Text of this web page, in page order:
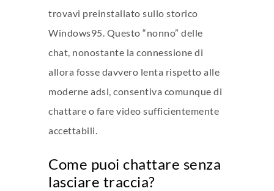
trovavi preinstallato sullo storico
Windows95. Questo “nonno” delle
chat, nonostante la connessione di
allora fosse davvero lenta rispetto alle
moderne adsl, consentiva comunque di
chattare o fare video sufficientemente
accettabili.
Come puoi chattare senza
lasciare traccia?